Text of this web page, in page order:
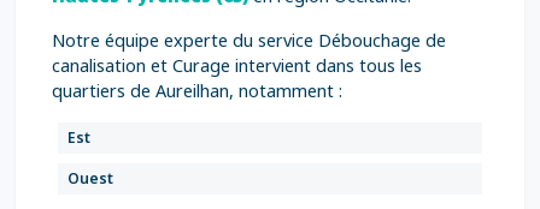
Notre équipe experte du service Débouchage de
canalisation et Curage intervient dans tous les
quartiers de Aureilhan, notamment :
Est
Ouest